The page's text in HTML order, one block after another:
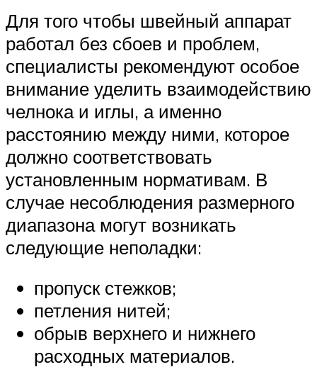
Для того чтобы швейный аппарат
работал без сбоев и проблем,
специалисты рекомендуют особое
внимание уделить взаимодействию
челнока и иглы, а именно
расстоянию между ними, которое
должно соответствовать
установленным нормативам. В
случае несоблюдения размерного
диапазона могут возникать
следующие неполадки:
пропуск стежков;
петления нитей;
обрыв верхнего и нижнего
расходных материалов.